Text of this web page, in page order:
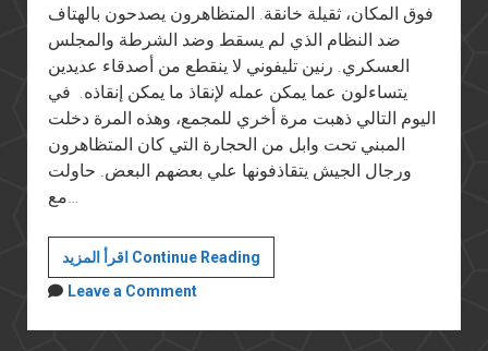
فوق المكان، ثقيلة خانقة. المتظاهرون يصدحون بالهتاف
ضد النظام الذي لم يسقط وضد الشرطة والمجلس
العسكري. رنين تليفوني لا ينقطع من أصدقاء عديدين
يتساءلون عما يمكن عمله لإنقاذ ما يمكن إنقاذه. في
اليوم التالي ذهبت مرة أخري للمجمع، وهذه المرة دخلت
المبني تحت وابل من الحجارة التي كان المتظاهرون
ورجال الجيش يتقاذفونها علي بعضهم البعض. حاولت
مع…
اقرأ المزيد Continue Readingالمأساة
الحقيقية
حريق
Leave a Comment